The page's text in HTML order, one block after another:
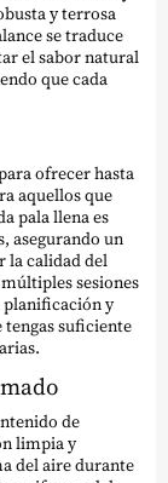
y terrosa
se traduce
el sabor natural
que cada
ofrecer hasta
aquellos que
pala llena es
asegurando un
la calidad del
sesiones
planificación y
tengas suficiente
de
limpia y
del aire durante